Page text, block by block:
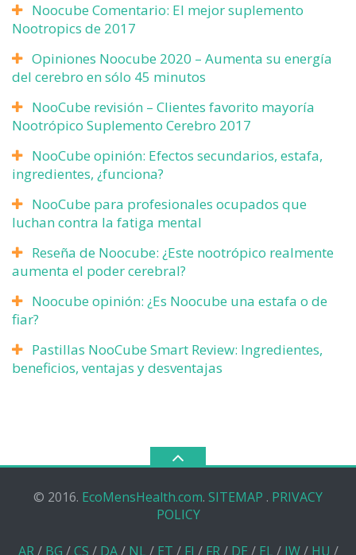
Noocube Comentario: El mejor suplemento
Nootropics de 2017
Opiniones Noocube 2020 – Aumenta su energía
del cerebro en sólo 45 minutos
NooCube revisión – Clientes favorito mayoría
Nootrópico Suplemento Cerebro 2017
NooCube opinión: Efectos secundarios, estafa,
ingredientes, ¿funciona?
NooCube para profesionales ocupados que
luchan contra la fatiga mental
Reseña de Noocube: ¿Este nootrópico realmente
aumenta el poder cerebral?
Noocube opinión: ¿Es Noocube una estafa o de
fiar?
Pastillas NooCube Smart Review: Ingredientes,
beneficios, ventajas y desventajas
© 2016. EcoMensHealth.com. SITEMAP . PRIVACY
POLICY
AR / BG /CS / DA/ NL / ET / FI / FR / DE / EL / IW/ HU /